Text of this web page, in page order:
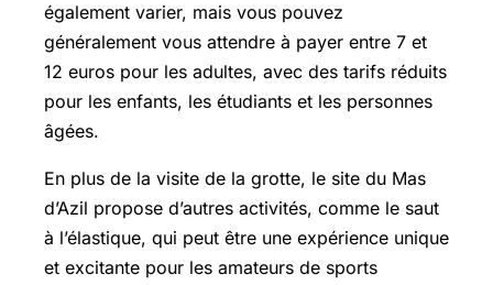
également varier, mais vous pouvez
généralement vous attendre à payer entre 7 et
12 euros pour les adultes, avec des tarifs réduits
pour les enfants, les étudiants et les personnes
âgées.
En plus de la visite de la grotte, le site du Mas
d’Azil propose d’autres activités, comme le saut
à l’élastique, qui peut être une expérience unique
et excitante pour les amateurs de sports